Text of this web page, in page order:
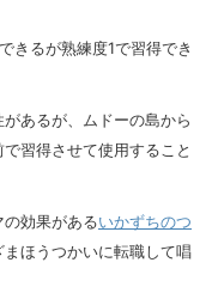
きるが熟練度1で習得でき
あるが、ムドーの島から
習得させて使用すること
効果があるいかずちのつ
ほうつかいに転職して唱